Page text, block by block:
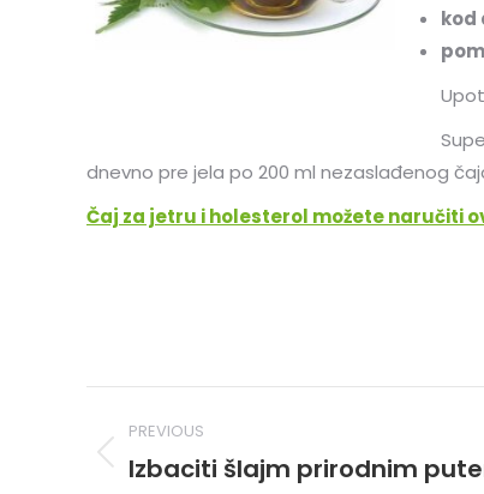
kod
dnevno pre jela po 200 ml nezaslađenog
Čaj za jetru i holesterol možete naručiti
Post
navigation
PREVIOUS
Previous
Izbaciti šlajm prirodnim